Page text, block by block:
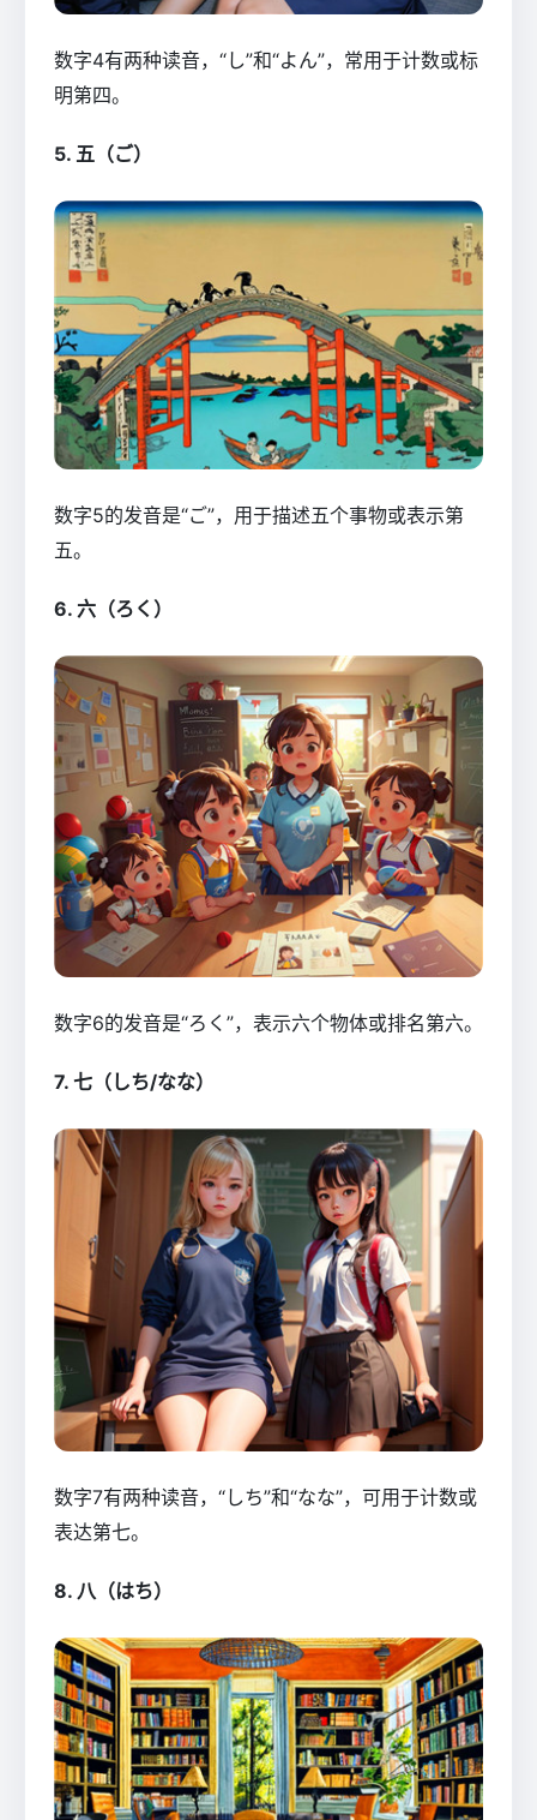
数字4有两种读音，“し”和“よん”，常用于计数或标
明第四。
5. 五（ご）
数字5的发音是“ご”，用于描述五个事物或表示第
五。
6. 六（ろく）
数字6的发音是“ろく”，表示六个物体或排名第六。
7. 七（しち/なな）
数字7有两种读音，“しち”和“なな”，可用于计数或
表达第七。
8. 八（はち）